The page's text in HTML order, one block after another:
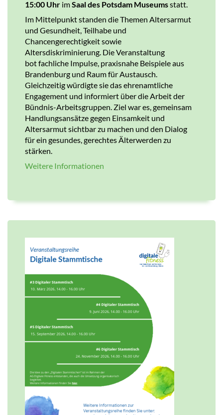
15:00 Uhr imSaal des Potsdam Museumsstatt.
Im Mittelpunkt standen die Themen Altersarmut
und Gesundheit, Teilhabe und
Chancengerechtigkeit sowie
Altersdiskriminierung. Die Veranstaltung
bot fachliche Impulse, praxisnahe Beispiele aus
Brandenburg und Raum für Austausch.
Gleichzeitig würdigte sie das ehrenamtliche
Engagement und informiert über die Arbeit der
Bündnis-Arbeitsgruppen. Ziel war es, gemeinsam
Handlungsansätze gegen Einsamkeit und
Altersarmut sichtbar zu machen und den Dialog
für ein gesundes, gerechtes Älterwerden zu
stärken.
Weitere Informationen